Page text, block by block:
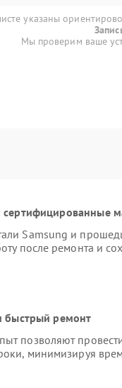
указаны
Мы проверим ваше
Samsung и
после ремонта и
быстрый ремонт
позволяют
минимизируя